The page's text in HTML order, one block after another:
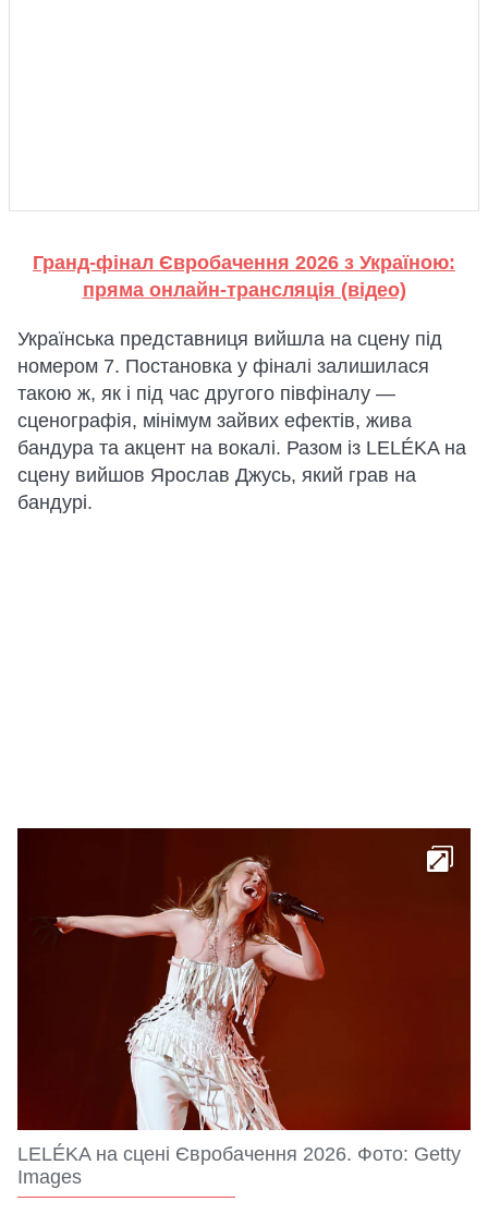
Гранд-фінал Євробачення 2026 з Україною:
пряма онлайн-трансляція (відео)
Українська представниця вийшла на сцену під
номером 7. Постановка у фіналі залишилася
такою ж, як і під час другого півфіналу —
сценографія, мінімум зайвих ефектів, жива
бандура та акцент на вокалі. Разом із LELÉKA на
сцену вийшов Ярослав Джусь, який грав на
бандурі.
LELÉKA на сцені Євробачення 2026. Фото: Getty
Images